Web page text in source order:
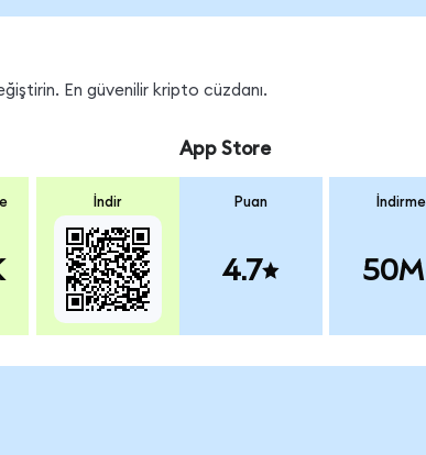
En güvenilir kripto cüzdanı.
İndir
App Store
Puan
4.7
İndirme